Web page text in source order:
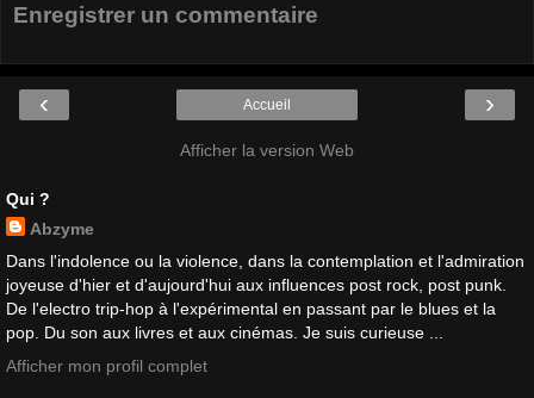
Enregistrer un commentaire
‹ ›
Accueil
Afficher la version Web
Qui ?
Abzyme
Dans l'indolence ou la violence, dans la contemplation et l'admiration
joyeuse d'hier et d'aujourd'hui aux influences post rock, post punk.
De l'electro trip-hop à l'expérimental en passant par le blues et la
pop. Du son aux livres et aux cinémas. Je suis curieuse ...
Afficher mon profil complet